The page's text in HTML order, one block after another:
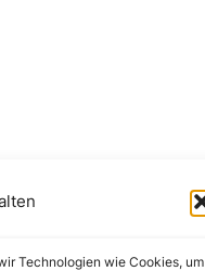
Technologien wie Cookies, um